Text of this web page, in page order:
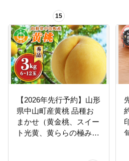
15
【2026年先行予約】山形
県中山町産黄桃 品種お
まかせ（黄金桃、スイー
ト光黄、黄ららの極み、